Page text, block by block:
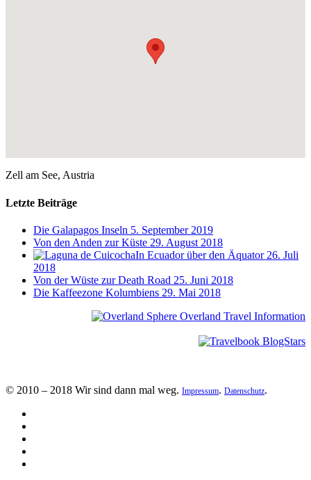
Zell am See, Austria
Letzte Beiträge
Die Galapagos Inseln 5. September 2019
Von den Anden zur Küste 29. August 2018
In Ecuador über den Äquator 26. Juli
2018
Von der Wüste zur Death Road 25. Juni 2018
Die Kaffeezone Kolumbiens 29. Mai 2018
© 2010 – 2018 Wir sind dann mal weg. Impressum. Datenschutz.